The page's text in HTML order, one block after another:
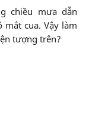
chiều mưa dẫn
cua. Vậy làm
tượng trên?